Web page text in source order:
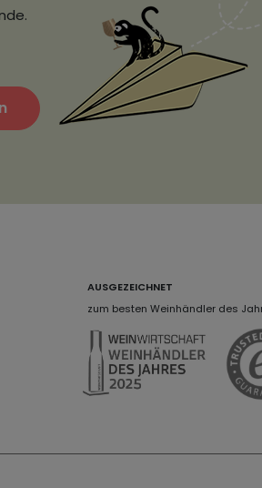
AUSGEZEICHNET
zum besten Weinhändler des